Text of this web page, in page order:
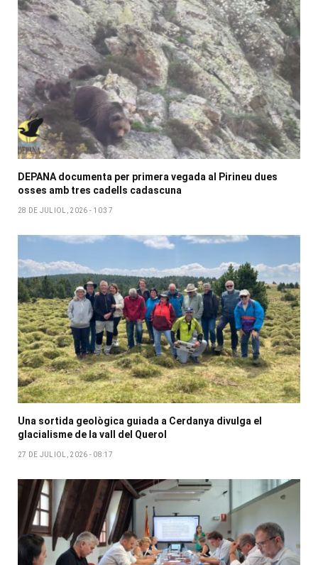
DEPANA documenta per primera vegada al Pirineu dues
osses amb tres cadells cadascuna
28 DE JULIOL, 2026 - 10:37
Una sortida geològica guiada a Cerdanya divulga el
glacialisme de la vall del Querol
27 DE JULIOL, 2026 - 08:17